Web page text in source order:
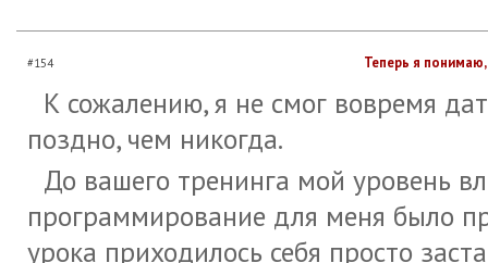
#154 Теперь я
К сожалению, я не смог вовремя
поздно, чем никогда.
До вашего тренинга мой уровень
программирование для меня было
урока приходилось себя просто